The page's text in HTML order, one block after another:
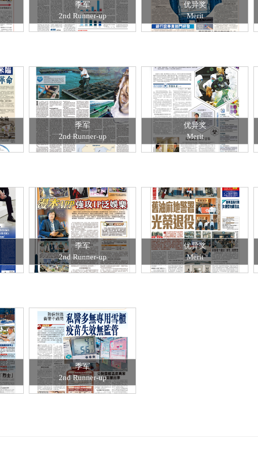
季军
2nd Runner-up
优异奖
Merit
季军
2nd Runner-up
优异奖
Merit
季军
2nd Runner-up
优异奖
Merit
季军
2nd Runner-up